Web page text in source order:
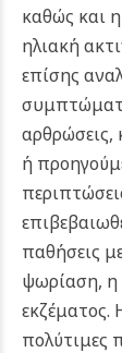
καθώς και
ηλιακή
επίσης
ή
παθήσεις
ψωρίαση, η
εκζέματος.
πολύτιμες